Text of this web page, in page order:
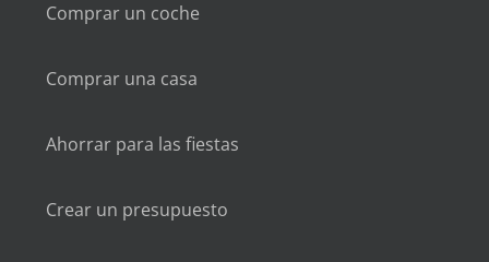
Comprar un coche
Comprar una casa
Ahorrar para las fiestas
Crear un presupuesto